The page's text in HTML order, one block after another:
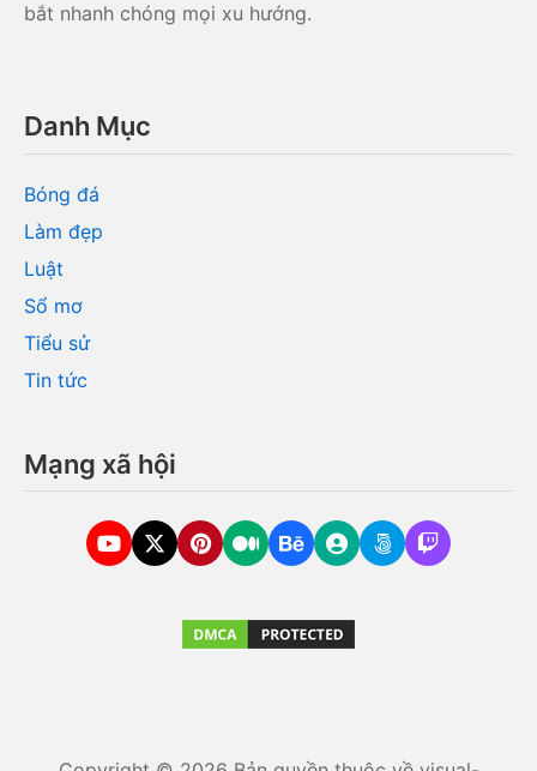
bắt nhanh chóng mọi xu hướng.
Danh Mục
Bóng đá
Làm đẹp
Luật
Sổ mơ
Tiểu sử
Tin tức
Mạng xã hội